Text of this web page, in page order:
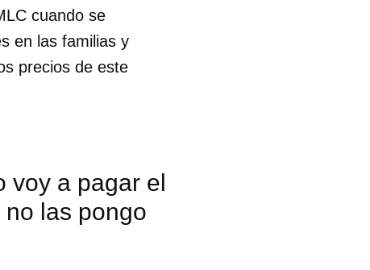
cuando se
en las familias y
precios de este
a pagar el
las pongo